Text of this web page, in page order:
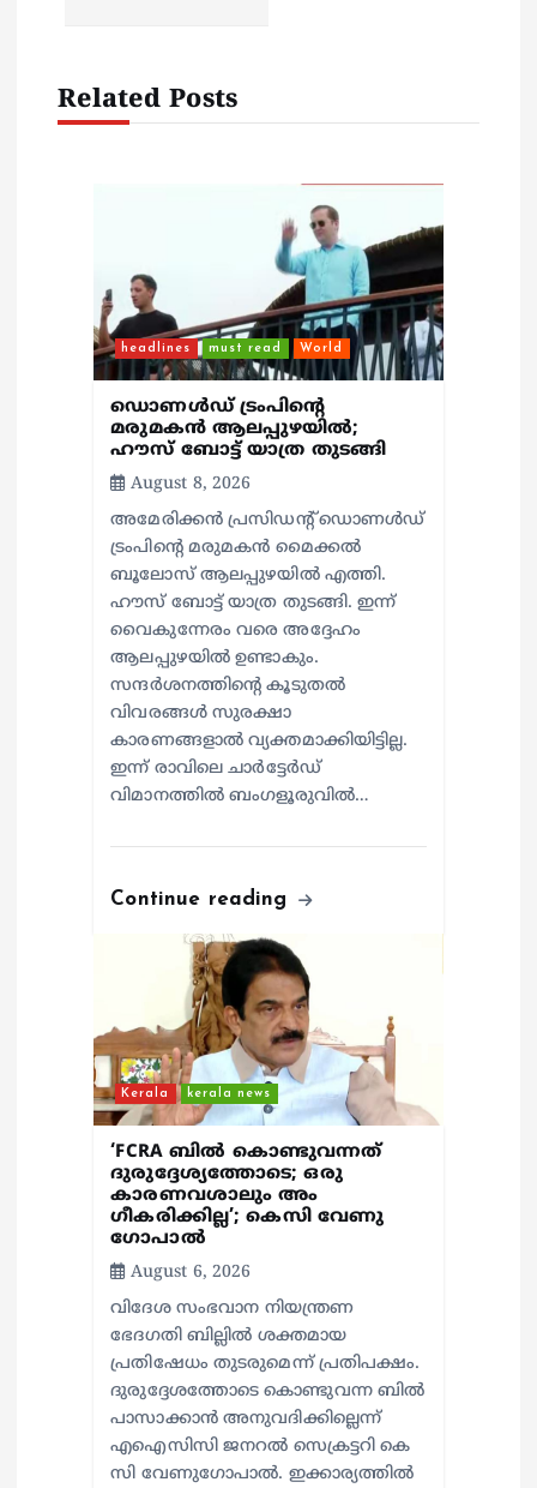
Related Posts
headlines must read World
ഡൊണൾഡ് ട്രംപിന്റെ
മരുമകന്‍ ആലപ്പുഴയില്‍;
ഹൗസ് ബോട്ട് യാത്ര തുടങ്ങി
August 8, 2026
അമേരിക്കൻ പ്രസിഡന്റ് ഡൊണൾഡ്
ട്രംപിന്റെ മരുമകന്‍ മൈക്കൽ
ബൂലോസ് ആലപ്പുഴയില്‍ എത്തി.
ഹൗസ് ബോട്ട് യാത്ര തുടങ്ങി. ഇന്ന്
വൈകുന്നേരം വരെ അദ്ദേഹം
ആലപ്പുഴയിൽ ഉണ്ടാകും.
സന്ദർശനത്തിന്റെ കൂടുതൽ
വിവരങ്ങൾ സുരക്ഷാ
കാരണങ്ങളാൽ വ്യക്തമാക്കിയിട്ടില്ല.
ഇന്ന് രാവിലെ ചാർട്ടേർഡ്
വിമാനത്തിൽ ബംഗളൂരുവിൽ…
Continue reading
Kerala kerala news
‘FCRA ബിൽ കൊണ്ടുവന്നത്
ദുരുദ്ദേശ്യത്തോടെ; ഒരു
കാരണവശാലും അം​
ഗീകരിക്കില്ല’; കെസി വേണു​
ഗോപാൽ
August 6, 2026
വിദേശ സംഭവാന നിയന്ത്രണ
ഭേദഗതി ബില്ലിൽ ശക്തമായ
പ്രതിഷേധം തുടരുമെന്ന് പ്രതിപക്ഷം.
ദുരുദ്ദേശത്തോടെ കൊണ്ടുവന്ന ബിൽ
പാസാക്കാൻ അനുവദിക്കില്ലെന്ന്
എഐസിസി ജനറൽ സെക്രട്ടറി കെ
സി വേണുഗോപാൽ. ഇക്കാര്യത്തിൽ